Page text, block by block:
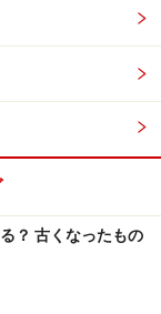
？ 古くなったもの